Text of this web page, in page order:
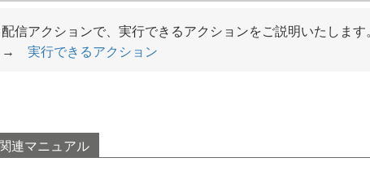
配信アクションで、実行できるアクションをご説明いたしま
→ 実行できるアクション